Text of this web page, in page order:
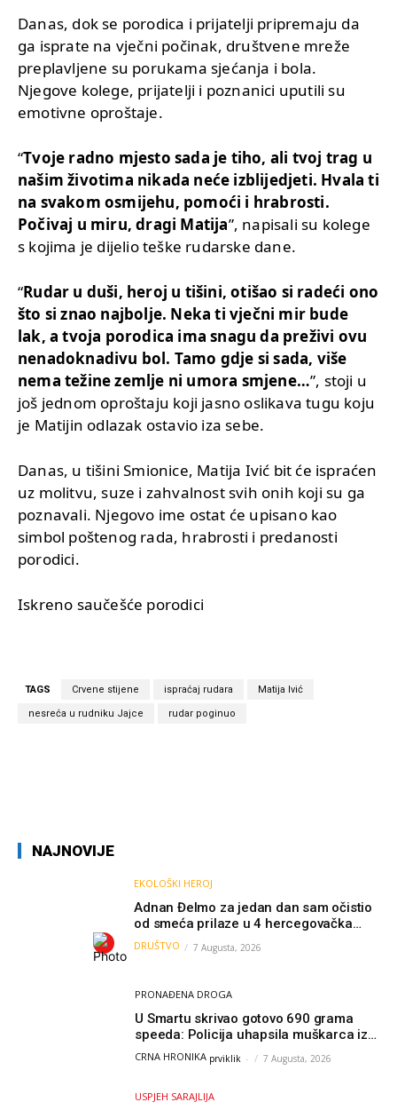
Danas, dok se porodica i prijatelji pripremaju da
ga isprate na vječni počinak, društvene mreže
preplavljene su porukama sjećanja i bola.
Njegove kolege, prijatelji i poznanici uputili su
emotivne oproštaje.
“Tvoje radno mjesto sada je tiho, ali tvoj trag u
našim životima nikada neće izblijedjeti. Hvala ti
na svakom osmijehu, pomoći i hrabrosti.
Počivaj u miru, dragi Matija”, napisali su kolege
s kojima je dijelio teške rudarske dane.
“Rudar u duši, heroj u tišini, otišao si radeći ono
što si znao najbolje. Neka ti vječni mir bude
lak, a tvoja porodica ima snagu da preživi ovu
nenadoknadivu bol. Tamo gdje si sada, više
nema težine zemlje ni umora smjene…”, stoji u
još jednom oproštaju koji jasno oslikava tugu koju
je Matijin odlazak ostavio iza sebe.
Danas, u tišini Smionice, Matija Ivić bit će ispraćen
uz molitvu, suze i zahvalnost svih onih koji su ga
poznavali. Njegovo ime ostat će upisano kao
simbol poštenog rada, hrabrosti i predanosti
porodici.
Iskreno saučešće porodici
TAGS Crvene stijene ispraćaj rudara Matija Ivić
nesreća u rudniku Jajce rudar poginuo
NAJNOVIJE
EKOLOŠKI HEROJ
Adnan Đelmo za jedan dan sam očistio
od smeća prilaze u 4 hercegovačka
grada: “Danas nisam čistio samo smeće,
čistio sam sliku o nama”
DRUŠTVO 7 Augusta, 2026
PRONAĐENA DROGA
U Smartu skrivao gotovo 690 grama
speeda: Policija uhapsila muškarca iz
Hercegovine
CRNA HRONIKA prviklik - 7 Augusta, 2026
USPJEH SARAJLIJA